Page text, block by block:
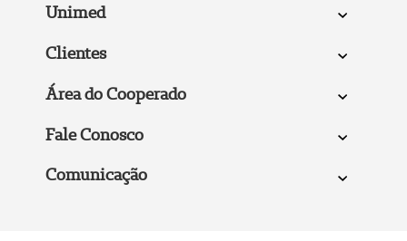
Unimed
Clientes
Área do Cooperado
Fale Conosco
Comunicação